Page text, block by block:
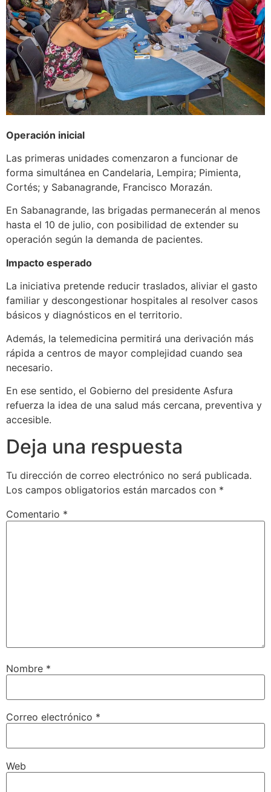
Operación inicial
Las primeras unidades comenzaron a funcionar de
forma simultánea en Candelaria, Lempira; Pimienta,
Cortés; y Sabanagrande, Francisco Morazán.
En Sabanagrande, las brigadas permanecerán al menos
hasta el 10 de julio, con posibilidad de extender su
operación según la demanda de pacientes.
Impacto esperado
La iniciativa pretende reducir traslados, aliviar el gasto
familiar y descongestionar hospitales al resolver casos
básicos y diagnósticos en el territorio.
Además, la telemedicina permitirá una derivación más
rápida a centros de mayor complejidad cuando sea
necesario.
En ese sentido, el Gobierno del presidente Asfura
refuerza la idea de una salud más cercana, preventiva y
accesible.
Deja una respuesta
Tu dirección de correo electrónico no será publicada.
Los campos obligatorios están marcados con *
Comentario *
Nombre *
Correo electrónico *
Web